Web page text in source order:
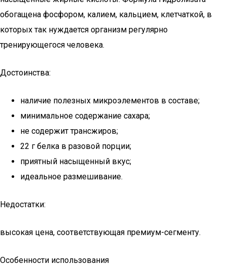
обогащена фосфором, калием, кальцием, клетчаткой, в
которых так нуждается организм регулярно
тренирующегося человека.
Достоинства:
наличие полезных микроэлементов в составе;
минимальное содержание сахара;
не содержит трансжиров;
22 г белка в разовой порции;
приятный насыщенный вкус;
идеальное размешивание.
Недостатки:
высокая цена, соответствующая премиум-сегменту.
Особенности использования